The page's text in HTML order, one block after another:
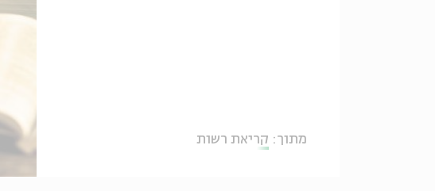
מתוך: קריאת רשות